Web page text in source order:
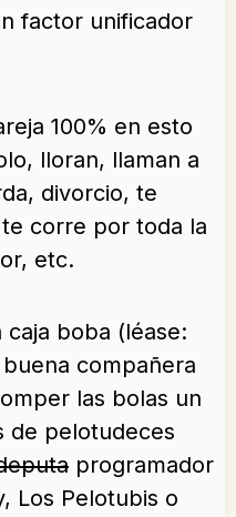
factor unificador
100% en esto
lloran, llaman a
divorcio, te
corre por toda la
etc.
caja boba (léase:
compañera
las bolas un
de pelotudeces
programador
Los Pelotubis o